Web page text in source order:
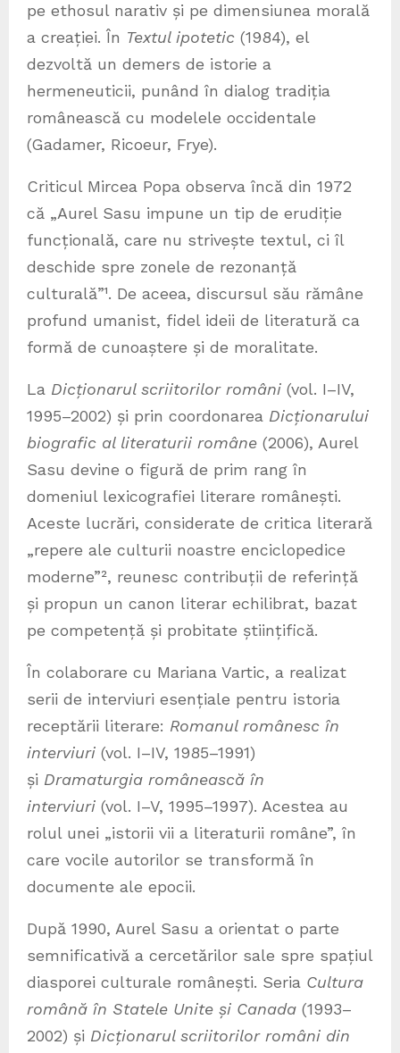
pe ethosul narativ și pe dimensiunea morală
a creației. În Textul ipotetic (1984), el
dezvoltă un demers de istorie a
hermeneuticii, punând în dialog tradiția
românească cu modelele occidentale
(Gadamer, Ricoeur, Frye).
Criticul Mircea Popa observa încă din 1972
că „Aurel Sasu impune un tip de erudiție
funcțională, care nu strivește textul, ci îl
deschide spre zonele de rezonanță
culturală”¹. De aceea, discursul său rămâne
profund umanist, fidel ideii de literatură ca
formă de cunoaștere și de moralitate.
La Dicționarul scriitorilor români (vol. I–IV,
1995–2002) și prin coordonarea Dicționarului
biografic al literaturii române (2006), Aurel
Sasu devine o figură de prim rang în
domeniul lexicografiei literare românești.
Aceste lucrări, considerate de critica literară
„repere ale culturii noastre enciclopedice
moderne”², reunesc contribuții de referință
și propun un canon literar echilibrat, bazat
pe competență și probitate științifică.
În colaborare cu Mariana Vartic, a realizat
serii de interviuri esențiale pentru istoria
receptării literare: Romanul românesc în
interviuri (vol. I–IV, 1985–1991)
și Dramaturgia românească în
interviuri (vol. I–V, 1995–1997). Acestea au
rolul unei „istorii vii a literaturii române”, în
care vocile autorilor se transformă în
documente ale epocii.
După 1990, Aurel Sasu a orientat o parte
semnificativă a cercetărilor sale spre spațiul
diasporei culturale românești. Seria Cultura
română în Statele Unite și Canada (1993–
2002) și Dicționarul scriitorilor români din